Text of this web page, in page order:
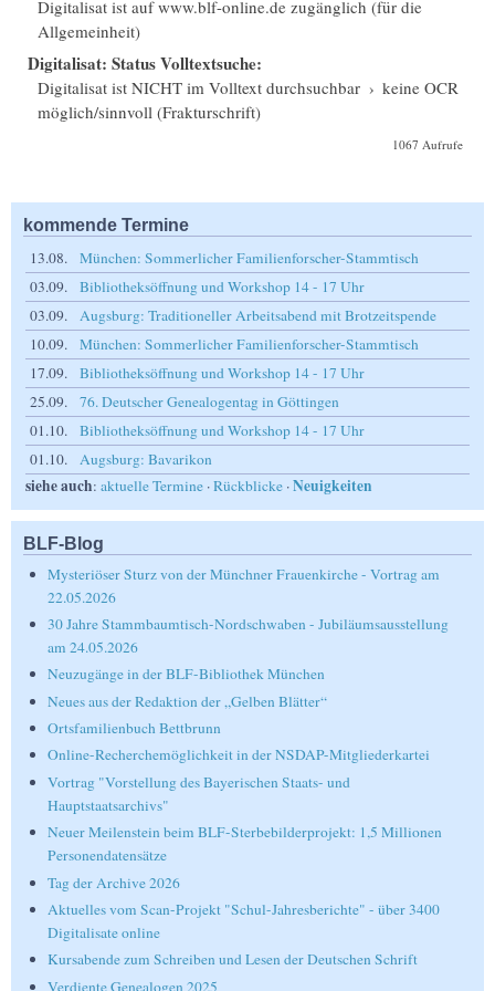
Digitalisat ist auf www.blf-online.de zugänglich (für die
Allgemeinheit)
Digitalisat: Status Volltextsuche:
Digitalisat ist NICHT im Volltext durchsuchbar › keine OCR
möglich/sinnvoll (Frakturschrift)
1067 Aufrufe
kommende Termine
13.08.
München: Sommerlicher Familienforscher-Stammtisch
03.09.
Bibliotheksöffnung und Workshop 14 - 17 Uhr
03.09.
Augsburg: Traditioneller Arbeitsabend mit Brotzeitspende
10.09.
München: Sommerlicher Familienforscher-Stammtisch
17.09.
Bibliotheksöffnung und Workshop 14 - 17 Uhr
25.09.
76. Deutscher Genealogentag in Göttingen
01.10.
Bibliotheksöffnung und Workshop 14 - 17 Uhr
01.10.
Augsburg: Bavarikon
siehe auch: aktuelle Termine ·Rückblicke ·Neuigkeiten
BLF-Blog
Mysteriöser Sturz von der Münchner Frauenkirche - Vortrag am
22.05.2026
30 Jahre Stammbaumtisch-Nordschwaben - Jubiläumsausstellung
am 24.05.2026
Neuzugänge in der BLF-Bibliothek München
Neues aus der Redaktion der „Gelben Blätter“
Ortsfamilienbuch Bettbrunn
Online-Recherchemöglichkeit in der NSDAP-Mitgliederkartei
Vortrag "Vorstellung des Bayerischen Staats- und
Hauptstaatsarchivs"
Neuer Meilenstein beim BLF-Sterbebilderprojekt: 1,5 Millionen
Personendatensätze
Tag der Archive 2026
Aktuelles vom Scan-Projekt "Schul-Jahresberichte" - über 3400
Digitalisate online
Kursabende zum Schreiben und Lesen der Deutschen Schrift
Verdiente Genealogen 2025